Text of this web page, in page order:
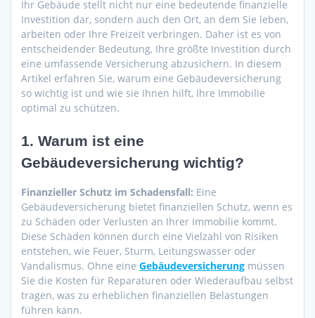
Ihr Gebäude stellt nicht nur eine bedeutende finanzielle
Investition dar, sondern auch den Ort, an dem Sie leben,
arbeiten oder Ihre Freizeit verbringen. Daher ist es von
entscheidender Bedeutung, Ihre größte Investition durch
eine umfassende Versicherung abzusichern. In diesem
Artikel erfahren Sie, warum eine Gebäudeversicherung
so wichtig ist und wie sie Ihnen hilft, Ihre Immobilie
optimal zu schützen.
1. Warum ist eine
Gebäudeversicherung wichtig?
Finanzieller Schutz im Schadensfall: Eine
Gebäudeversicherung bietet finanziellen Schutz, wenn es
zu Schäden oder Verlusten an Ihrer Immobilie kommt.
Diese Schäden können durch eine Vielzahl von Risiken
entstehen, wie Feuer, Sturm, Leitungswasser oder
Vandalismus. Ohne eine Gebäudeversicherung müssen
Sie die Kosten für Reparaturen oder Wiederaufbau selbst
tragen, was zu erheblichen finanziellen Belastungen
führen kann.